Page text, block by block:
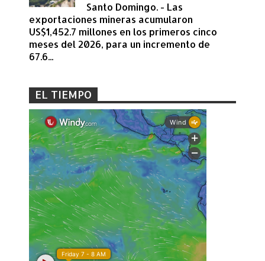
Santo Domingo. - Las
exportaciones mineras acumularon
US$1,452.7 millones en los primeros cinco
meses del 2026, para un incremento de
67.6...
EL TIEMPO